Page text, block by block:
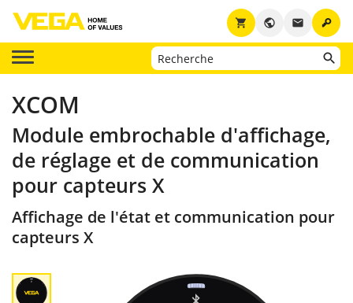
key
email
public
shopping_cart
XCOM
Module embrochable d'affichage,
de réglage et de communication
pour capteurs X
Affichage de l'état et communication pour
capteurs X